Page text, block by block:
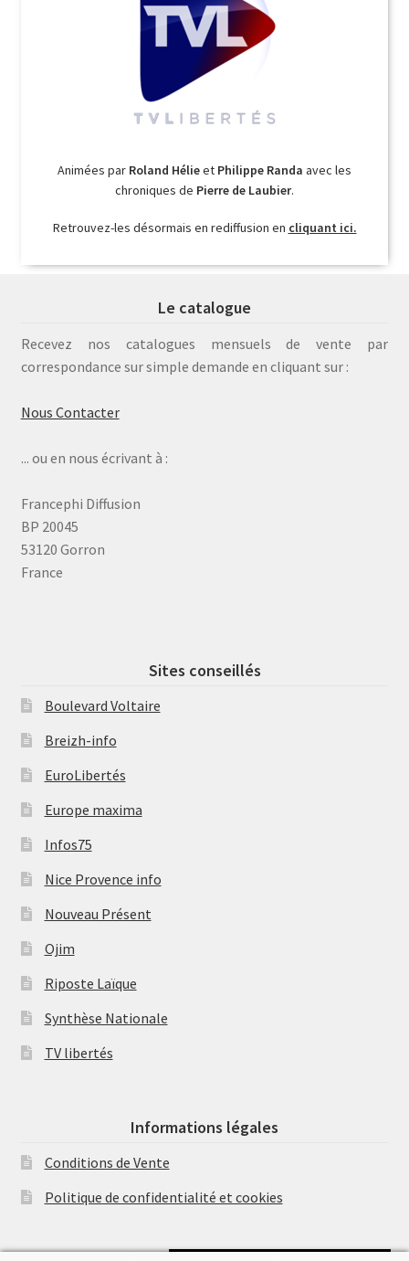
Animées par Roland Hélieet Philippe Randa avec les
chroniques de Pierre de Laubier.
Retrouvez-les désormais en rediffusion en cliquant ici.
Le catalogue
Recevez nos catalogues mensuels de vente par
correspondance sur simple demande en cliquant sur :
Nous Contacter
... ou en nous écrivant à :
Francephi Diffusion
BP 20045
53120 Gorron
France
Sites conseillés
Boulevard Voltaire
Breizh-info
EuroLibertés
Europe maxima
Infos75
Nice Provence info
Nouveau Présent
Ojim
Riposte Laïque
Synthèse Nationale
TV libertés
Informations légales
Conditions de Vente
Politique de confidentialité et cookies